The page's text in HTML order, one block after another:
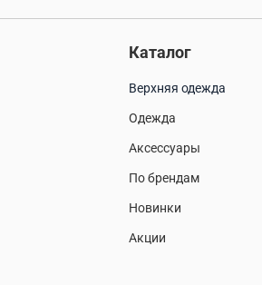
Каталог
Верхняя одежда
Одежда
Аксессуары
По брендам
Новинки
Акции